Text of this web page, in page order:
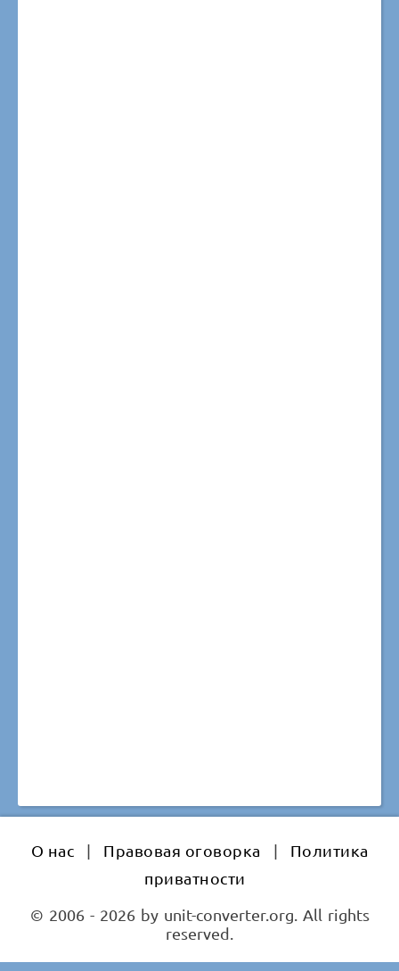
О нас | Правовая оговорка |
Политика
приватности
© 2006 - 2026 by unit-converter.org. All rights
reserved.